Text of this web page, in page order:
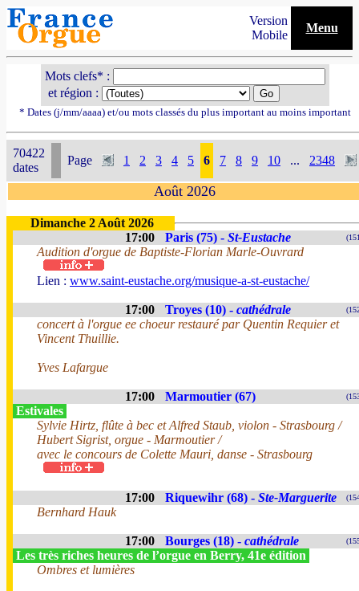
Version
Mobile
Menu
Mots clefs* :
et région :
* Dates (j/mm/aaaa) et/ou mots classés du plus important au moins important
70422
dates
Page 1 2 3 4 5 6 7 8 9 10 ... 2348
Août 2026
Dimanche 2 Août 2026
17:00
Paris (75) - St-Eustache
Audition d'orgue de Baptiste-Florian Marle-Ouvrard
Lien : www.saint-eustache.org/musique-a-st-eustache/
17:00 Troyes (10) - cathédrale
concert à l'orgue ee choeur restauré par Quentin Requier et
Vincent Thuillie.
Yves Lafargue
17:00 Marmoutier (67)
Estivales
Sylvie Hirtz, flûte à bec et Alfred Staub, violon - Strasbourg /
Hubert Sigrist, orgue - Marmoutier /
avec le concours de Colette Mauri, danse - Strasbourg
17:00 Riquewihr (68) - Ste-Marguerite
Bernhard Hauk
17:00 Bourges (18) - cathédrale
Les très riches heures de l’orgue en Berry, 41e édition
Ombres et lumières